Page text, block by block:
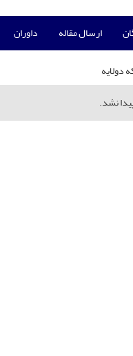
ارسال مقاله داوران
دولایه
نشد.